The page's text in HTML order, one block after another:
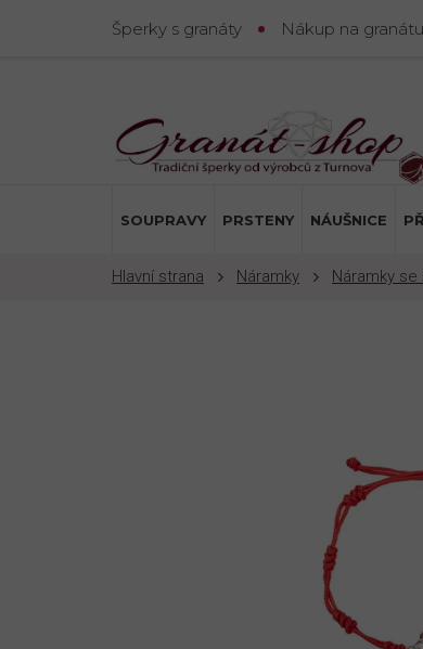
Šperky s granáty Nákup na granátu
SOUPRAVY PRSTENY NÁUŠNICE
Náramky Náramky se